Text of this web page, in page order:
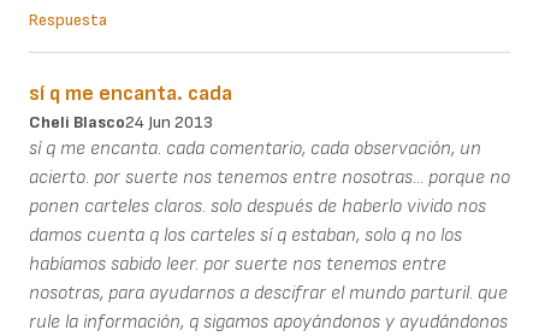
Respuesta
sí q me encanta. cada
Cheli Blasco24 Jun 2013
sí q me encanta. cada comentario, cada observación, un
acierto. por suerte nos tenemos entre nosotras... porque no
ponen carteles claros. solo después de haberlo vivido nos
damos cuenta q los carteles sí q estaban, solo q no los
habíamos sabido leer. por suerte nos tenemos entre
nosotras, para ayudarnos a descifrar el mundo parturil. que
rule la información, q sigamos apoyándonos y ayudándonos